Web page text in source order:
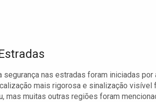
nas estradas foram iniciadas por
mais rigorosa e sinalização visível
mas muitas outras regiões foram